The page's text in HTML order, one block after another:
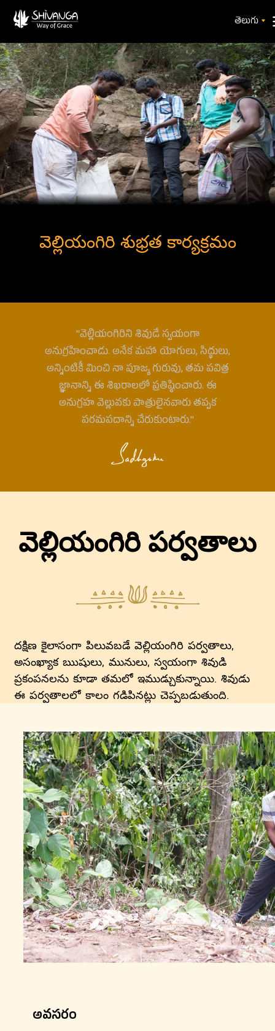
తెలుగు
వెల్లియంగిరి శుభ్రత కార్యక్రమం
"వెల్లియంగిరిని శివుడే స్వయంగా
అనుగ్రహించాడు. అనేక మహా యోగులు, సిద్ధులు,
అన్నింటికీ మించి నా పూజ్య గురువు, తమ పవిత్ర
జ్ఞానాన్ని ఈ శిఖరాలలో ప్రతిష్ఠించారు. ఈ
అనుగ్రహ వెల్లువకు పాత్రులైనవారు తప్పక
పరమపదాన్ని చేరుకుంటారు."
వెల్లియంగిరి పర్వతాలు
దక్షిణ కైలాసంగా పిలువబడే వెల్లియంగిరి పర్వతాలు,
అసంఖ్యాక ఋషులు, మునులు, స్వయంగా శివుడి
ప్రకంపనలను కూడా తమలో ఇముడ్చుకున్నాయి. శివుడు
ఈ పర్వతాలలో కాలం గడిపినట్లు చెప్పబడుతుంది.
అవసరం